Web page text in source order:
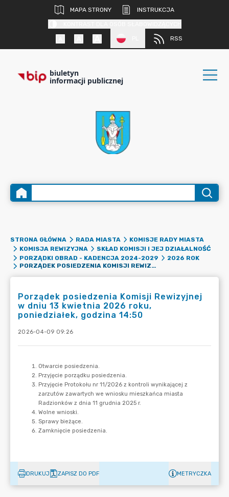
MAPA STRONY
INSTRUKCJA
RSS
biuletyn
informacji publicznej
STRONA GŁÓWNA RADA MIASTA
KOMISJE RADY MIASTA
KOMISJA REWIZYJNA
SKŁAD KOMISJI I JEJ DZIAŁALNOŚĆ
PORZĄDKI OBRAD - KADENCJA 2024-2029
2026 ROK
PORZĄDEK POSIEDZENIA KOMISJI REWIZYJNEJ W DNIU 13 KWIETNIA 2026 ROKU, PONIEDZIAŁEK, GODZINA 14:50
Porządek posiedzenia Komisji Rewizyjnej
w dniu 13 kwietnia 2026 roku,
poniedziałek, godzina 14:50
2026-04-09 09:26
DRUKUJ ZAPISZ DO PDF METRYCZKA